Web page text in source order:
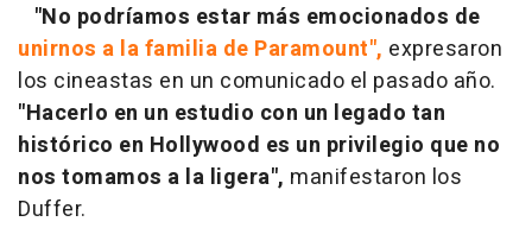
"No podríamos estar más emocionados de
unirnos a la familia de Paramount", expresaron
los cineastas en un comunicado el pasado año.
"Hacerlo en un estudio con un legado tan
histórico en Hollywood es un privilegio que no
nos tomamos a la ligera", manifestaron los
Duffer.